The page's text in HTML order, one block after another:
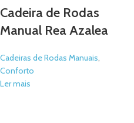
Cadeira de Rodas
Manual Rea Azalea
Cadeiras de Rodas Manuais,
Conforto
Ler mais